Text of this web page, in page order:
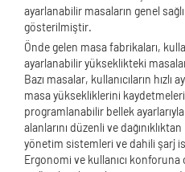
ayarlanabilir masaların genel
gösterilmiştir.
Önde gelen masa fabrikaları,
ayarlanabilir yükseklikteki
Bazı masalar, kullanıcıların
masa yüksekliklerini
programlanabilir bellek
alanlarını düzenli ve
yönetim sistemleri ve dahili şarj
Ergonomi ve kullanıcı konforuna